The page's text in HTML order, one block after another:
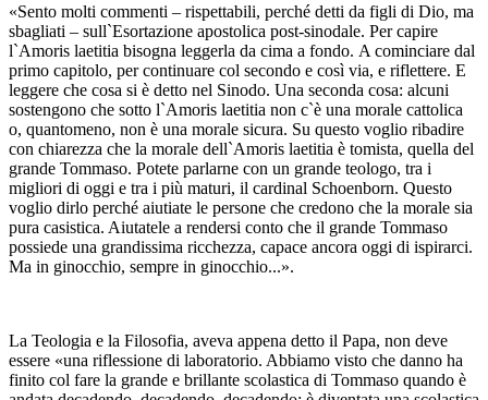
«Sento molti commenti – rispettabili, perché detti da figli di Dio, ma
sbagliati – sull`Esortazione apostolica post-sinodale. Per capire
l`Amoris laetitia bisogna leggerla da cima a fondo. A cominciare dal
primo capitolo, per continuare col secondo e così via, e riflettere. E
leggere che cosa si è detto nel Sinodo. Una seconda cosa: alcuni
sostengono che sotto l`Amoris laetitia non c`è una morale cattolica
o, quantomeno, non è una morale sicura. Su questo voglio ribadire
con chiarezza che la morale dell`Amoris laetitia è tomista, quella del
grande Tommaso. Potete parlarne con un grande teologo, tra i
migliori di oggi e tra i più maturi, il cardinal Schoenborn. Questo
voglio dirlo perché aiutiate le persone che credono che la morale sia
pura casistica. Aiutatele a rendersi conto che il grande Tommaso
possiede una grandissima ricchezza, capace ancora oggi di ispirarci.
Ma in ginocchio, sempre in ginocchio...».
La Teologia e la Filosofia, aveva appena detto il Papa, non deve
essere «una riflessione di laboratorio. Abbiamo visto che danno ha
finito col fare la grande e brillante scolastica di Tommaso quando è